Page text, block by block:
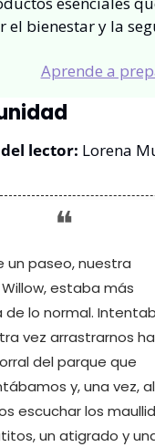
el bienestar y la
Aprende a
lector: Lorena
❝
un paseo, nuestra
estaba más
de lo normal.
vez arrastrarnos
del parque que
y, una vez,
escuchar los
un atigrado y